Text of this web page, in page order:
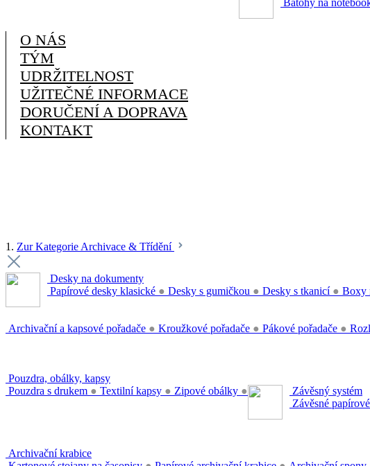
Batohy na
O NÁS
TÝM
UDRŽITELNOST
UŽITEČNÉ INFORMACE
DORUČENÍ A DOPRAVA
KONTAKT
1. Zur Kategorie Archivace & Třídění
Desky na dokumenty
Papírové desky klasické ● Desky s gumičkou ● Desky s tkanicí ● Boxy
Archivační a kapsové pořadače ● Kroužkové pořadače ● Pákové pořadače ●
Pouzdra, obálky, kapsy
Pouzdra s drukem ● Textilní kapsy ● Zipové obálky ●
Závěsný systém
Závěsné
Archivační krabice